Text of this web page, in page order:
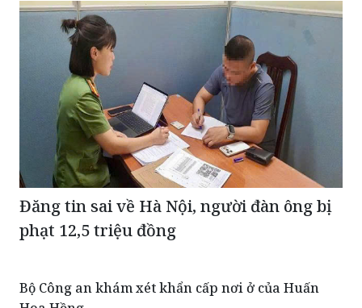
Đăng tin sai về Hà Nội, người đàn ông bị
phạt 12,5 triệu đồng
Bộ Công an khám xét khẩn cấp nơi ở của Huấn
Khởi tố thêm 02 đối tượng trong vụ án "xưởng rửa